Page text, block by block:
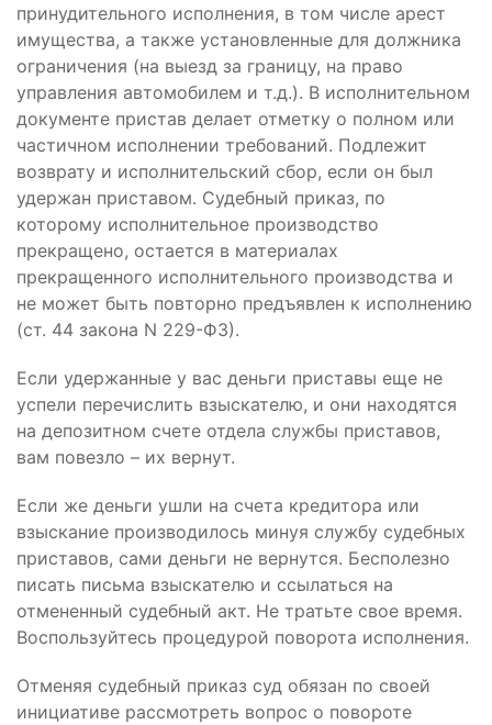
принудительного исполнения, в том числе арест
имущества, а также установленные для должника
ограничения (на выезд за границу, на право
управления автомобилем и т.д.). В исполнительном
документе пристав делает отметку о полном или
частичном исполнении требований. Подлежит
возврату и исполнительский сбор, если он был
удержан приставом. Судебный приказ, по
которому исполнительное производство
прекращено, остается в материалах
прекращенного исполнительного производства и
не может быть повторно предъявлен к исполнению
(ст. 44 закона N 229-ФЗ).
Если удержанные у вас деньги приставы еще не
успели перечислить взыскателю, и они находятся
на депозитном счете отдела службы приставов,
вам повезло – их вернут.
Если же деньги ушли на счета кредитора или
взыскание производилось минуя службу судебных
приставов, сами деньги не вернутся. Бесполезно
писать письма взыскателю и ссылаться на
отмененный судебный акт. Не тратьте свое время.
Воспользуйтесь процедурой поворота исполнения.
Отменяя судебный приказ суд обязан по своей
инициативе рассмотреть вопрос о повороте